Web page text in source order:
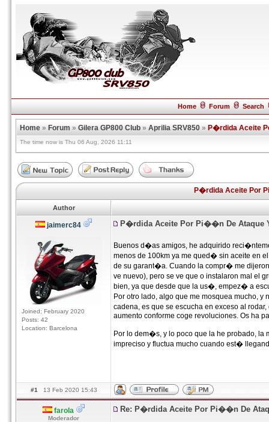
Home Forum Search
Home » Forum » Gilera GP800 Club » Aprilia SRV850 » P�rdida Aceite
The time now is Thu 06 Aug, 2026 11:11
P�rdida Aceite Por
Author
jaimerc84
Joined: February 2020
Posts: 42
Location: Barcelona
P�rdida Aceite Por Pi��n De Ataque
Buenos d�as amigos, he adquirido
menos de 100km ya me qued� sin aceite en
de su garant�a. Cuando la compr� me
ve nuevo), pero se ve que o instalaron mal el
bien, ya que desde que la us�, empez� a
Por otro lado, algo que me mosquea mucho,
cadena, es que se escucha en exceso al
aumento conforme coge revoluciones. Os ha
Por lo dem�s, y lo poco que la he probado, la
impreciso y fluctua mucho cuando est�
#1 13 Feb 2020 15:43
farola
Moderador
Re: P�rdida Aceite Por Pi��n De